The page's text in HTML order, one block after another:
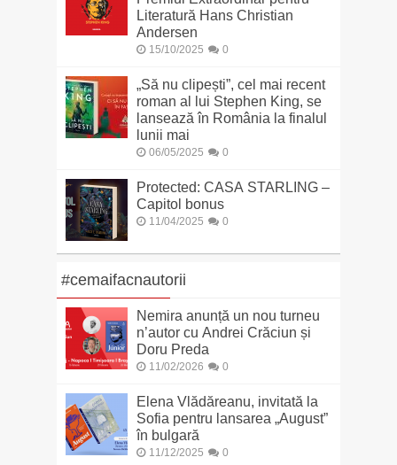
Literatură Hans Christian
Andersen
15/10/2025 0
„Să nu clipești”, cel mai recent
roman al lui Stephen King, se
lansează în România la finalul
lunii mai
06/05/2025 0
Protected: CASA STARLING –
Capitol bonus
11/04/2025 0
#cemaifacnautorii
Nemira anunță un nou turneu
n’autor cu Andrei Crăciun și
Doru Preda
11/02/2026 0
Elena Vlădăreanu, invitată la
Sofia pentru lansarea „August”
în bulgară
11/12/2025 0